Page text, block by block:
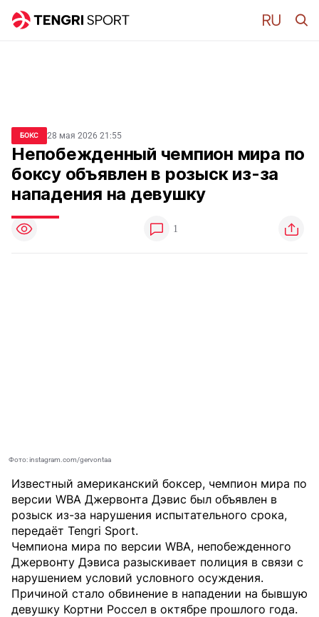
БОКС 28 мая 2026 21:55
Непобежденный чемпион мира по
боксу объявлен в розыск из-за
нападения на девушку
1
Фото: instagram.com/gervontaa
Известный американский боксер, чемпион мира по
версии WBA Джервонта Дэвис был объявлен в
розыск из-за нарушения испытательного срока,
передаёт Tengri Sport.
Чемпиона мира по версии WBA, непобежденного
Джервонту Дэвиса разыскивает полиция в связи с
нарушением условий условного осуждения.
Причиной стало обвинение в нападении на бывшую
девушку Кортни Россел в октябре прошлого года.